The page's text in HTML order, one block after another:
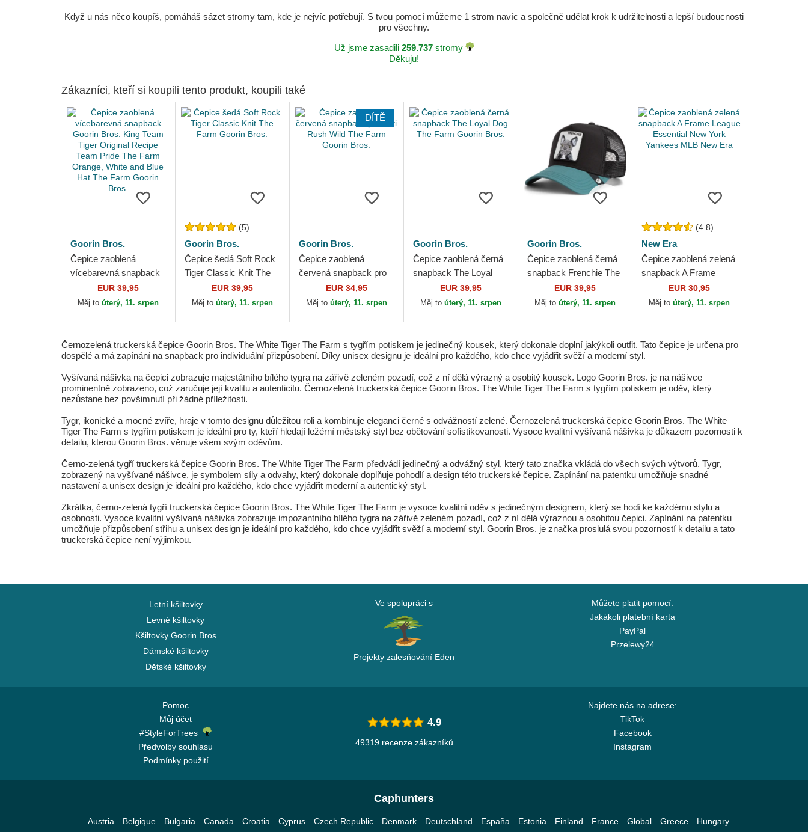
Když u nás něco koupíš, pomáháš sázet stromy tam, kde je nejvíc potřebují. S tvou pomocí můžeme 1 strom navíc a společně udělat krok k udržitelnosti a lepší budoucnosti
pro všechny.
Už jsme zasadili 259.737stromy
Děkuju!
Zákazníci, kteří si koupili tento produkt, koupili také
Goorin Bros.
Čepice zaoblená
vícebarevná snapback
Goorin Bros. King Team
Tiger Original Recipe
EUR 39,95
Měj to úterý, 11. srpen
(5)
Goorin Bros.
Čepice šedá Soft Rock
Tiger Classic Knit The
Farm Goorin Bros.
EUR 39,95
Měj to úterý, 11. srpen
DÍTĚ
Goorin Bros.
Čepice zaoblená
červená snapback pro
děti Rush Wild The
Farm Goorin Bros.
EUR 34,95
Měj to úterý, 11. srpen
Goorin Bros.
Čepice zaoblená černá
snapback The Loyal
Dog The Farm Goorin
Bros.
EUR 39,95
Měj to úterý, 11. srpen
Goorin Bros.
Čepice zaoblená černá
snapback Frenchie The
Farm Goorin Bros.
EUR 39,95
Měj to úterý, 11. srpen
(4.8)
New Era
Čepice zaoblená zelená
snapback A Frame
League Essential New
York Yankees MLB New
EUR 30,95
Měj toúterý, 11. srpen
Černozelená truckerská čepice Goorin Bros. The White Tiger The Farm s tygřím potiskem je jedinečný kousek, který dokonale doplní jakýkoli outfit. Tato čepice je určena pro
dospělé a má zapínání na snapback pro individuální přizpůsobení. Díky unisex designu je ideální pro každého, kdo chce vyjádřit svěží a moderní styl.
Vyšívaná nášivka na čepici zobrazuje majestátního bílého tygra na zářivě zeleném pozadí, což z ní dělá výrazný a osobitý kousek. Logo Goorin Bros. je na nášivce
prominentně zobrazeno, což zaručuje její kvalitu a autenticitu. Černozelená truckerská čepice Goorin Bros. The White Tiger The Farm s tygřím potiskem je oděv, který
nezůstane bez povšimnutí při žádné příležitosti.
Tygr, ikonické a mocné zvíře, hraje v tomto designu důležitou roli a kombinuje eleganci černé s odvážností zelené. Černozelená truckerská čepice Goorin Bros. The White
Tiger The Farm s tygřím potiskem je ideální pro ty, kteří hledají ležérní městský styl bez obětování sofistikovanosti. Vysoce kvalitní vyšívaná nášivka je důkazem pozornosti k
detailu, kterou Goorin Bros. věnuje všem svým oděvům.
Černo-zelená tygří truckerská čepice Goorin Bros. The White Tiger The Farm předvádí jedinečný a odvážný styl, který tato značka vkládá do všech svých výtvorů. Tygr,
zobrazený na vyšívané nášivce, je symbolem síly a odvahy, který dokonale doplňuje pohodlí a design této truckerské čepice. Zapínání na patentku umožňuje snadné
nastavení a unisex design je ideální pro každého, kdo chce vyjádřit moderní a autentický styl.
Zkrátka, černo-zelená tygří truckerská čepice Goorin Bros. The White Tiger The Farm je vysoce kvalitní oděv s jedinečným designem, který se hodí ke každému stylu a
osobnosti. Vysoce kvalitní vyšívaná nášivka zobrazuje impozantního bílého tygra na zářivě zeleném pozadí, což z ní dělá výraznou a osobitou čepici. Zapínání na patentku
umožňuje přizpůsobení střihu a unisex design je ideální pro každého, kdo chce vyjádřit svěží a moderní styl. Goorin Bros. je značka proslulá svou pozorností k detailu a tato
truckerská čepice není výjimkou.
Letní kšiltovky
Levné kšiltovky
Kšiltovky Goorin Bros
Dámské kšiltovky
Dětské kšiltovky
Ve spolupráci s
Projekty zalesňování Eden
Můžete platit pomocí:
Jakákoli platební karta
PayPal
Przelewy24
Pomoc
Můj účet
#StyleForTrees
Předvolby souhlasu
Podmínky použití
Najdete nás na adrese:
TikTok
Facebook
Instagram
4.9
49319 recenze zákazníků
Caphunters
Austria Belgique Bulgaria Canada Croatia Cyprus Czech Republic Denmark Deutschland España Estonia Finland France Global Greece
Hungary